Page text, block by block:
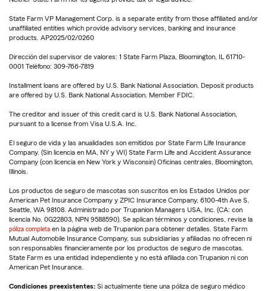
State Farm VP Management Corp. is a separate entity from those affiliated and/or
unaffiliated entities which provide advisory services, banking and insurance
products. AP2025/02/0260
Dirección del supervisor de valores: 1 State Farm Plaza, Bloomington, IL 61710-
0001 Teléfono: 309-766-7819
Installment loans are offered by U.S. Bank National Association. Deposit products
are offered by U.S. Bank National Association. Member FDIC.
The creditor and issuer of this credit card is U.S. Bank National Association,
pursuant to a license from Visa U.S.A. Inc.
El seguro de vida y las anualidades son emitidos por State Farm Life Insurance
Company. (Sin licencia en MA, NY y WI) State Farm Life and Accident Assurance
Company (con licencia en New York y Wisconsin) Oficinas centrales, Bloomington,
Illinois.
Los productos de seguro de mascotas son suscritos en los Estados Unidos por
American Pet Insurance Company y ZPIC Insurance Company, 6100-4th Ave S,
Seattle, WA 98108. Administrado por Trupanion Managers USA, Inc. (CA: con
licencia No. 0G22803, NPN 9588590). Se aplican términos y condiciones, revise la
póliza completa en la página web de Trupanion para obtener detalles. State Farm
Mutual Automobile Insurance Company, sus subsidiarias y afiliadas no ofrecen ni
son responsables financieramente por los productos de seguro de mascotas.
State Farm es una entidad independiente y no está afiliada con Trupanion ni con
American Pet Insurance.
Condiciones preexistentes: Si actualmente tiene una póliza de seguro médico